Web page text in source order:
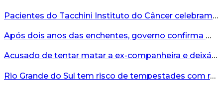
Pacientes do Tacchini Instituto do Câncer celebram Dia dos Pais com cuidado e relaxamento...
Após dois anos das enchentes, governo confirma mais de R$19 milhões para nova ponte no Vale do Taquari...
Acusado de tentar matar a ex-companheira e deixá-la paraplégica é condenado na Serra Gaúcha...
Rio Grande do Sul tem risco de tempestades com rajadas de ventos nos próximos dias...